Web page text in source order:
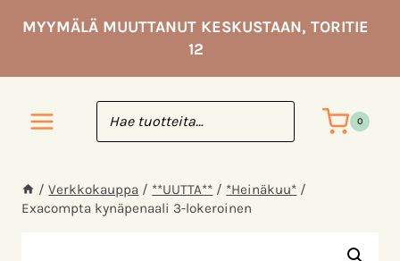
sisältöön
MYYMÄLÄ MUUTTANUT KESKUSTAAN, TORITIE
12
0
/ Verkkokauppa / **UUTTA** / *Heinäkuu* /
Exacompta kynäpenaali 3-lokeroinen